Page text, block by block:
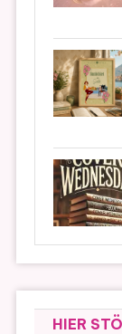
HIER